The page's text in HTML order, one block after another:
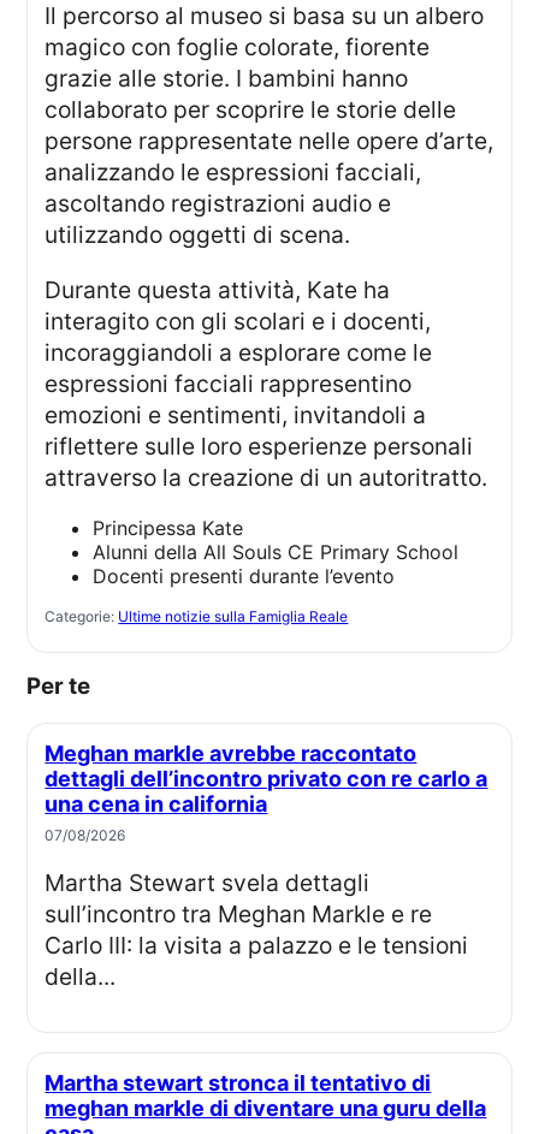
Il percorso al museo si basa su un albero
magico con foglie colorate, fiorente
grazie alle storie. I bambini hanno
collaborato per scoprire le storie delle
persone rappresentate nelle opere d’arte,
analizzando le espressioni facciali,
ascoltando registrazioni audio e
utilizzando oggetti di scena.
Durante questa attività, Kate ha
interagito con gli scolari e i docenti,
incoraggiandoli a esplorare come le
espressioni facciali rappresentino
emozioni e sentimenti, invitandoli a
riflettere sulle loro esperienze personali
attraverso la creazione di un autoritratto.
Principessa Kate
Alunni della All Souls CE Primary School
Docenti presenti durante l’evento
Categorie: Ultime notizie sulla Famiglia Reale
Per te
Meghan markle avrebbe raccontato
dettagli dell’incontro privato con re carlo a
una cena in california
07/08/2026
Martha Stewart svela dettagli
sull’incontro tra Meghan Markle e re
Carlo III: la visita a palazzo e le tensioni
della...
Martha stewart stronca il tentativo di
meghan markle di diventare una guru della